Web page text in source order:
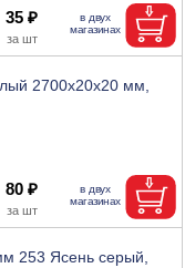
35 ₽
2700х20х20 мм,
80 ₽
253 Ясень серый,